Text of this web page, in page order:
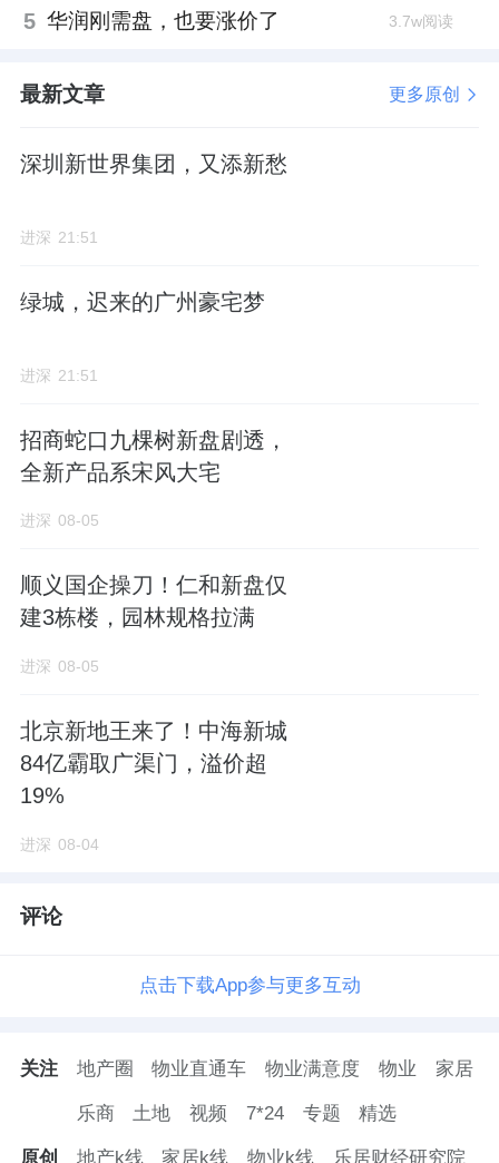
地块位于北五环与京新高速东北角，南侧紧邻
昌平线朱房北站约1.2公里。
周边有海淀实验二小汇缘分校、第二实验小学
块东北侧规划清华附属九年一贯制实验学校，
工，2027年6月完工。
周边商业配套成熟，北面有大型购物中心清河
隔着万象汇的海淀北次新豪宅标杆北京橡树
汇、北京橡树湾，均是华润置地北京代表作。
产业方面，腾讯北京在建新总部，就在学院路
北边，与地块直线距离不到2公里。
来源：进深
作者：徐迪
5 华润刚需盘，也要涨价了 3.7w阅读
最新文章 更多原创
深圳新世界集团，又添新愁
进深 21:51
绿城，迟来的广州豪宅梦
进深 21:51
招商蛇口九棵树新盘剧透，
全新产品系宋风大宅
进深 08-05
顺义国企操刀！仁和新盘仅
建3栋楼，园林规格拉满
进深 08-05
北京新地王来了！中海新城
84亿霸取广渠门，溢价超
19%
进深 08-04
评论
点击下载App参与更多互动
关注 地产圈 物业直通车 物业满意度 物业 家居
乐商 土地 视频 7*24 专题 精选
原创 地产k线 家居k线 物业k线 乐居财经研究院